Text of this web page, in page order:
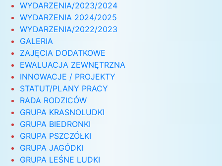
WYDARZENIA/2023/2024
WYDARZENIA 2024/2025
WYDARZENIA/2022/2023
GALERIA
ZAJĘCIA DODATKOWE
EWALUACJA ZEWNĘTRZNA
INNOWACJE / PROJEKTY
STATUT/PLANY PRACY
RADA RODZICÓW
GRUPA KRASNOLUDKI
GRUPA BIEDRONKI
GRUPA PSZCZÓŁKI
GRUPA JAGÓDKI
GRUPA LEŚNE LUDKI